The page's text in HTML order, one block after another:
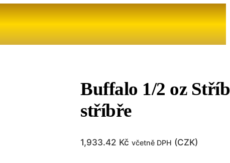
Buffalo 1/2 oz
stříbře
1,933.42 Kč včetně DPH (CZK)